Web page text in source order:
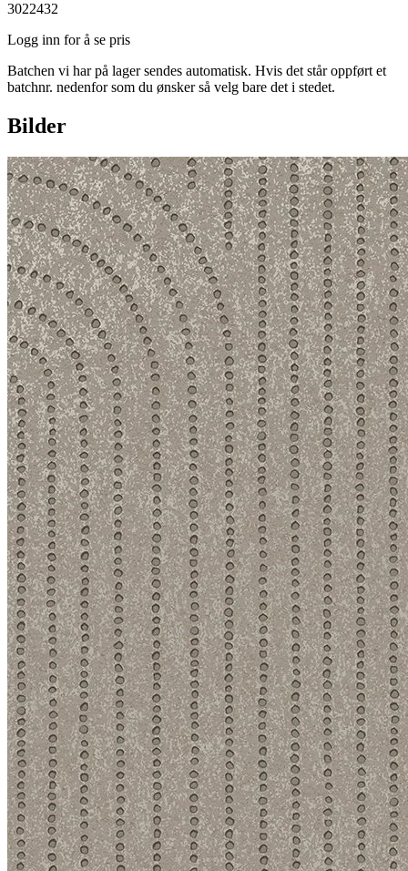
3022432
Logg inn for å se pris
Batchen vi har på lager sendes automatisk. Hvis det står oppført et
batchnr. nedenfor som du ønsker så velg bare det i stedet.
Bilder